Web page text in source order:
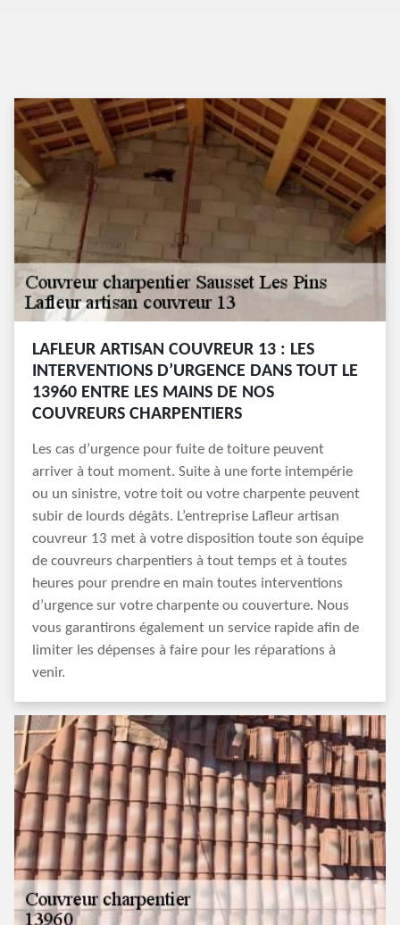
LAFLEUR ARTISAN COUVREUR 13 : LES
INTERVENTIONS D’URGENCE DANS TOUT LE
13960 ENTRE LES MAINS DE NOS
COUVREURS CHARPENTIERS
Les cas d’urgence pour fuite de toiture peuvent
arriver à tout moment. Suite à une forte intempérie
ou un sinistre, votre toit ou votre charpente peuvent
subir de lourds dégâts. L’entreprise Lafleur artisan
couvreur 13 met à votre disposition toute son équipe
de couvreurs charpentiers à tout temps et à toutes
heures pour prendre en main toutes interventions
d’urgence sur votre charpente ou couverture. Nous
vous garantirons également un service rapide afin de
limiter les dépenses à faire pour les réparations à
venir.